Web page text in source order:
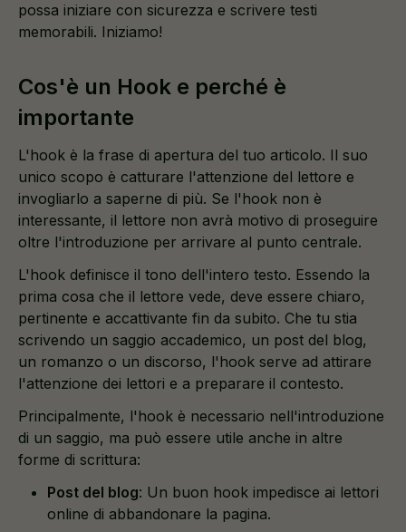
possa iniziare con sicurezza e scrivere testi
memorabili. Iniziamo!
Cos'è un Hook e perché è
importante
L'hook è la frase di apertura del tuo articolo. Il suo
unico scopo è catturare l'attenzione del lettore e
invogliarlo a saperne di più. Se l'hook non è
interessante, il lettore non avrà motivo di proseguire
oltre l'introduzione per arrivare al punto centrale.
L'hook definisce il tono dell'intero testo. Essendo la
prima cosa che il lettore vede, deve essere chiaro,
pertinente e accattivante fin da subito. Che tu stia
scrivendo un saggio accademico, un post del blog,
un romanzo o un discorso, l'hook serve ad attirare
l'attenzione dei lettori e a preparare il contesto.
Principalmente, l'hook è necessario nell'introduzione
di un saggio, ma può essere utile anche in altre
forme di scrittura:
Post del blog: Un buon hook impedisce ai lettori
online di abbandonare la pagina.